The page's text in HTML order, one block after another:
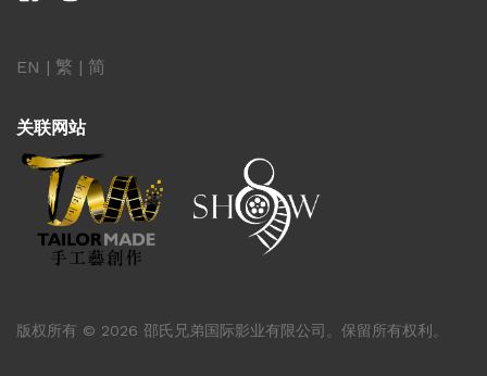
EN | 繁 | 简
关联网站
版权所有 © 2026 邵氏兄弟国际影业有限公司。保留所有权利。